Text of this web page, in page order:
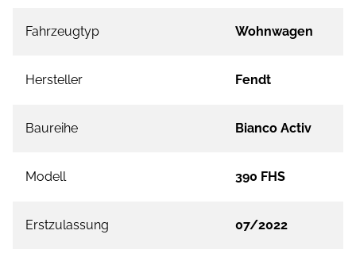
Fahrzeugtyp Wohnwagen
Hersteller Fendt
Baureihe Bianco Activ
Modell 390 FHS
Erstzulassung 07/2022